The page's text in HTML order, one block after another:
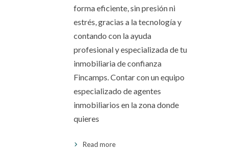
forma eficiente, sin presión ni
estrés, gracias a la tecnología y
contando con la ayuda
profesional y especializada de tu
inmobiliaria de confianza
Fincamps. Contar con un equipo
especializado de agentes
inmobiliarios en la zona donde
quieres
Read more